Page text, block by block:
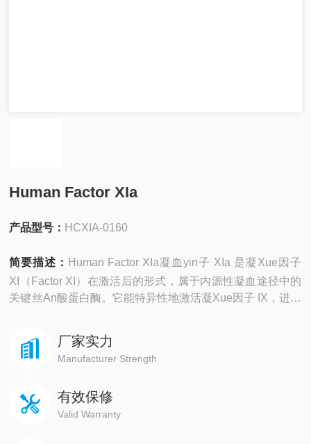
Human Factor XIa
产品型号： HCXIA-0160
简要描述： Human Factor XIa凝血yin子 XIa 是凝Xue因子
XI（Factor XI）在激活后的形式，属于内源性凝血途径中的
关键丝An酸蛋白酶。它能特异性地激活凝Xue因子 IX，进而
凝药物筛选的重要工具蛋白。
厂家实力
Manufacturer Strength
有效保修
Valid Warranty